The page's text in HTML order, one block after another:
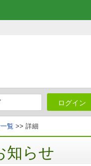
ログイン
覧 >> 詳細
知らせ